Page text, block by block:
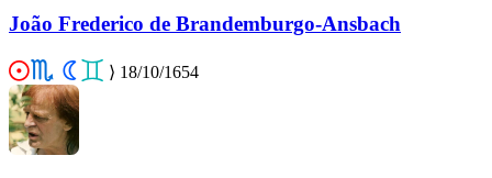
João Frederico de Brandemburgo-Ansbach
⟩ 18/10/1654